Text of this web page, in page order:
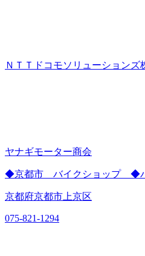
ＮＴＴドコモソリューションズ
ヤナギモーター商会
◆京都市 バイクショップ ◆バ
京都府京都市上京区
075-821-1294